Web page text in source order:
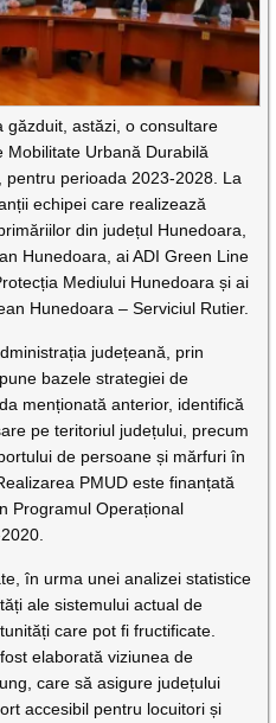
găzduit, astăzi, o consultare
Mobilitate Urbană Durabilă
perioada 2023-2028. La
echipei care realizează
din județul Hunedoara,
Hunedoara, ai ADI Green Line
Mediului Hunedoara și ai
Hunedoara – Serviciul Rutier.
județeană, prin
bazele strategiei de
menționată anterior, identifică
pe teritoriul județului, precum
de persoane și mărfuri în
PMUD este finanțată
Programul Operațional
în urma unei analizei statistice
ale sistemului actual de
care pot fi fructificate.
elaborată viziunea de
care să asigure județului
accesibil pentru locuitori și